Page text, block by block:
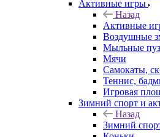
Активные игры
Назад
Активные
Воздушные
Мыльные
Мячи
Самокаты,
Теннис,
Игровая
Зимний спорт и
Назад
Зимний